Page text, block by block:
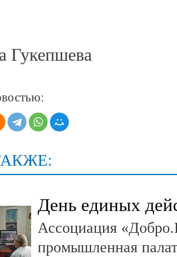
Гукепшева
День единых
Ассоциация
промышленная